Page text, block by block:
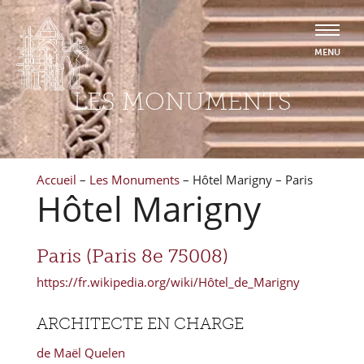
LES MONUMENTS
Accueil – Les Monuments – Hôtel Marigny – Paris
Hôtel Marigny
Paris (Paris 8e 75008)
https://fr.wikipedia.org/wiki/Hôtel_de_Marigny
ARCHITECTE EN CHARGE
de Maël Quelen